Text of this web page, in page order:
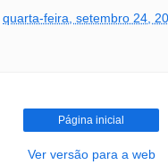
quarta-feira, setembro 24,
Página inicial
Ver versão para a web